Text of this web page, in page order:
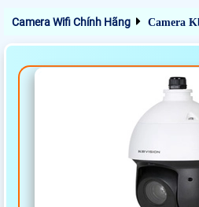
Camera Wifi Chính Hãng Camera